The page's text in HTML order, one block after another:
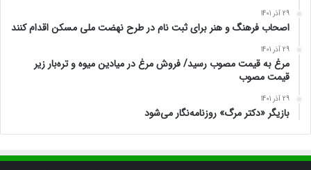
29 آذر 1401
اصحاب فرهنگ و هنر برای ثبت نام در طرح نهضت ملی مسکن اقدام کنند
29 آذر 1401
مرغ به قیمت مصوب رسید/ فروش مرغ در میادین میوه و تره‌بار زیر
قیمت مصوب
29 آذر 1401
بازیگر «دکتر مرگ» روزنامه‌نگار می‌شود